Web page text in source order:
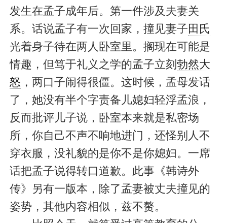
发生在孟子成年后。第一件涉及夫妻关
系。话说孟子有一次回家，撞见妻子田氏
光着身子待在两人卧室里。搁现在可能是
情趣，但笃于礼义之学的孟子立刻 勃然大
怒 ，两口子闹得很僵。这时候，孟母发话
了，她没有半个字责备儿媳妇轻浮孟浪，
反而批评儿子说，卧室本来就是私密场
所，你自己不声不响地进门，还怪别人不
穿衣服，没礼貌的是你不是你媳妇。一席
话把孟子说得转口道歉。此事《韩诗外
传》另有一版本，除了孟妻被丈夫撞见的
姿势，其他内容相似，兹不赘。